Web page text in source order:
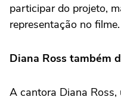
participar do projeto,
representação no filme.
Diana Ross também
A cantora Diana